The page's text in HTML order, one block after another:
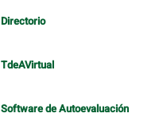
Directorio
TdeAVirtual
Software de Autoevaluación